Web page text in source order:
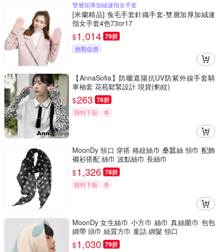
雙層加厚加絨連指女手套
[米蘭精品] 兔毛手套針織手套-雙層加厚加絨連
指女手套4色73or17
$1,014 79折
挑戰低價
【AnnaSofia】防曬遮陽抗UV防紫外線手套騎
車袖套 花苞鬆緊設計 現貨(豹紋)
$263 76折
限時下殺 券
MoonDy 領口 穿搭 格紋絲巾 桑蠶絲 領巾 配飾
襯衫搭配 絲巾 波點絲巾 長絲巾
$1,326 78折
限時下殺 券
MoonDy 女生絲巾 小方巾 絲巾 真絲圍巾 包包
綁帶 頭巾 絲質方巾 童話 綁髮 領口
$1,030 79折